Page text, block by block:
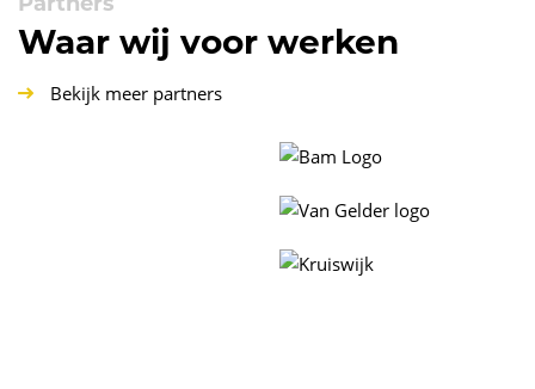
Waar wij voor werken
Bekijk meer partners